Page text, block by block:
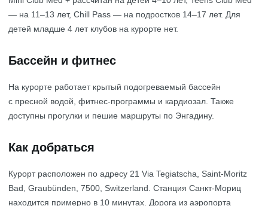
— на 11–13 лет, Chill Pass — на подростков 14–17 лет. Для
детей младше 4 лет клубов на курорте нет.
Бассейн и фитнес
На курорте работает крытый подогреваемый бассейн
с пресной водой, фитнес-программы и кардиозал. Также
доступны прогулки и пешие маршруты по Энгадину.
Как добраться
Курорт расположен по адресу 21 Via Tegiatscha, Saint-Moritz
Bad, Graubünden, 7500, Switzerland. Станция Санкт-Мориц
находится примерно в 10 минутах. Дорога из аэропорта